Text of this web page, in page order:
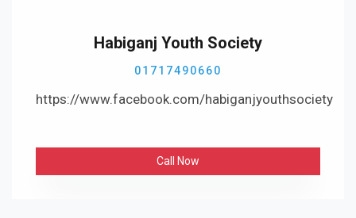
Habiganj Youth Society
01717490660
https://www.facebook.com/habiganjyouthsociety
Call Now